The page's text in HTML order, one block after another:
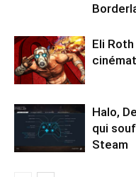
Eli
Halo,
qui
Steam